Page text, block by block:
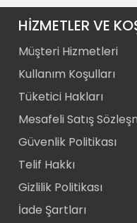
HİZMETLER VE
Müşteri Hizmetleri
Kullanım Koşulları
Tüketici Hakları
Mesafeli Satış
Güvenlik Politikası
Telif Hakkı
Gizlilik Politikası
İade Şartları